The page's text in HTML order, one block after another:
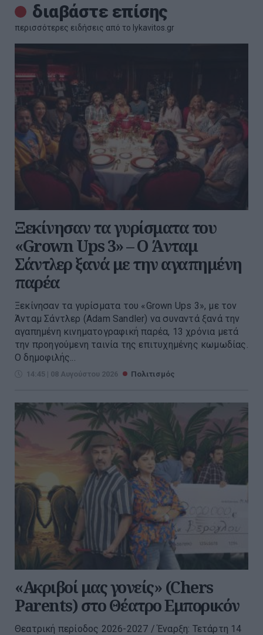
διαβάστε επίσης
περισσότερες ειδήσεις από το lykavitos.gr
Ξεκίνησαν τα γυρίσματα του
«Grown Ups 3» – Ο Άνταμ
Σάντλερ ξανά με την αγαπημένη
παρέα
Ξεκίνησαν τα γυρίσματα του «Grown Ups 3», με τον
Άνταμ Σάντλερ (Adam Sandler) να συναντά ξανά την
αγαπημένη κινηματογραφική παρέα, 13 χρόνια μετά
την προηγούμενη ταινία της επιτυχημένης κωμωδίας.
Ο δημοφιλής...
14:45 | 08 Αυγούστου 2026 Πολιτισμός
«Ακριβοί μας γονείς» (Chers
Parents) στο Θέατρο Εμπορικόν
Θεατρική περίοδος 2026-2027 / Έναρξη: Τετάρτη 14